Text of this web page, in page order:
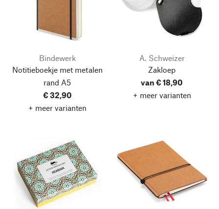
Bindewerk
Notitieboekje met metalen
rand A5
€ 32,90
+ meer varianten
A. Schweizer
Zakloep
van € 18,90
+ meer varianten